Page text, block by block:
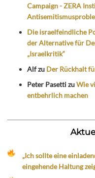
Campaign - ZERA
Die israelfeindliche
der Alternative für
„Israelkritik“
Alfzu Der Rückhalt
Peter PasettizuWie
entbehrlich machen
„Ich sollte eine
eingehende Haltung